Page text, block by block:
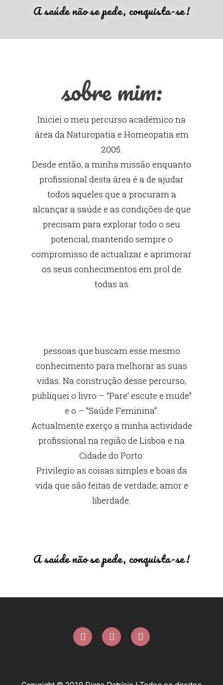
A saúde não se pede, conquista-se!
sobre mim:
Iniciei o meu percurso académico na
área da Naturopatia e Homeopatia em
2005.
Desde então, a minha missão enquanto
profissional desta área é a de ajudar
todos aqueles que a procuram a
alcançar a saúde e as condições de que
precisam para explorar todo o seu
potencial, mantendo sempre o
compromisso de actualizar e aprimorar
os seus conhecimentos em prol de
todas as
pessoas que buscam esse mesmo
conhecimento para melhorar as suas
vidas. Na construção desse percurso,
publiquei o livro – “Pare’ escute e mude”
e o – “Saúde Feminina”.
Actualmente exerço a minha actividade
profissional na região de Lisboa e na
Cidade do Porto.
Privilegio as coisas simples e boas da
vida que são feitas de verdade, amor e
liberdade.
A saúde não se pede, conquista-se!